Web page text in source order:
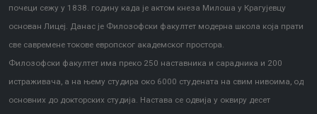
почеци сежу у 1838. годину када је актом кнеза Милоша у Крагујевцу
основан Лицеј. Данас је Филозофски факултет модерна школа која прати
све савремене токове европског академског простора.
Филозофски факултет има преко 250 наставника и сарадника и 200
истраживача, а на њему студира око 6000 студената на свим нивоима, од
основних до докторских студија. Настава се одвија у оквиру десет